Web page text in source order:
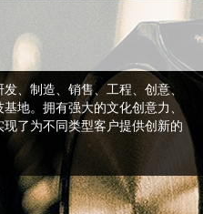
、制造、销售、工程、创意、
地。拥有强大的文化创意力、
了为不同类型客户提供创新的